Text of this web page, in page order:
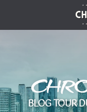
BLOG TOUR